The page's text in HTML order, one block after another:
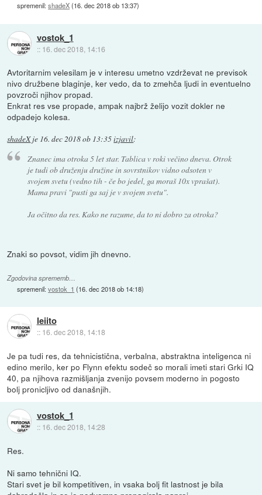
spremenil:shadeX(16. dec 2018 ob 13:37)
vostok_1
:: 16. dec 2018, 14:16
Avtoritarnim velesilam je v interesu umetno vzdrževat ne previsok
nivo družbene blaginje, ker vedo, da to zmehča ljudi in eventuelno
povzroči njihov propad.
Enkrat res vse propade, ampak najbrž želijo vozit dokler ne
odpadejo kolesa.
shadeXje 16. dec 2018 ob 13:35izjavil:
Znanec ima otroka 5 let star. Tablica v roki večino dneva. Otrok
je tudi ob druženju družine in sovrstnikov vidno odsoten v
svojem svetu (vedno tih - če bo jedel, ga moraš 10x vprašat).
Mama pravi "pusti ga saj je v svojem svetu".
Ja očitno da res. Kako ne razume, da to ni dobro za otroka?
Znaki so povsot, vidim jih dnevno.
Zgodovina sprememb…
spremenil:vostok_1 (16. dec 2018 ob 14:18)
leiito
:: 16. dec 2018, 14:18
Je pa tudi res, da tehnicistična, verbalna, abstraktna inteligenca ni
edino merilo, ker po Flynn efektu sodeč so morali imeti stari Grki IQ
40, pa njihova razmišljanja zvenijo povsem moderno in pogosto
bolj pronicljivo od današnjih.
vostok_1
:: 16. dec 2018, 14:28
Res.
Ni samo tehnični IQ.
Stari svet je bil kompetitiven, in vsaka bolj fit lastnost je bila